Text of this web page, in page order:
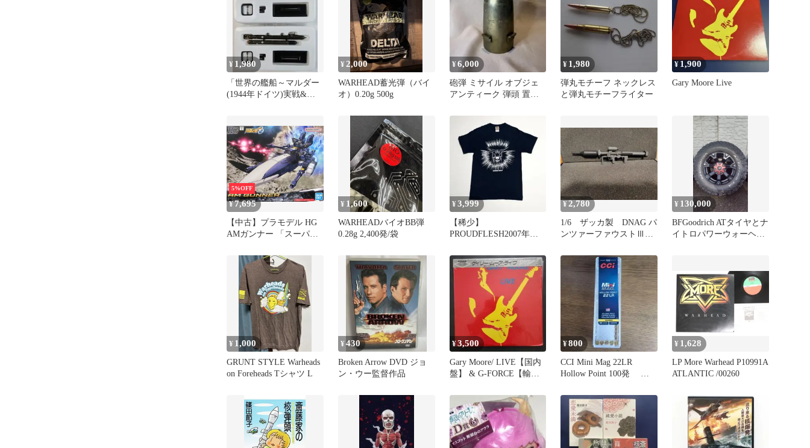
¥ 1,980
「世界の艦船～マルダー
(1944年ドイツ)実戦&訓
¥2,000
WARHEAD蓄光弾（バイ
オ）0.20g 500g
¥6,000
砲弾 ミサイル オブジェ
アンティーク 弾頭 置物
¥ 1,980
弾丸モチーフ ネックレス
と弾丸モチーフライター
¥ 1,900
Gary Moore Live
5%OFF
¥ 7,695
【中古】プラモデル HG
AMガンナー 「スーパー
ミアムバンダイ限定
[5066264]
¥ 1,600
WARHEADバイオBB弾
0.28g 2,400発/袋
¥3,999
【稀少】
PROUDFLESH2007年来
CRUCIFIX
¥2,780
1/6 ザッカ製 DNAG パ
ンツァーファウストⅢ
¥ 130,000
BFGoodrich ATタイヤとナ
イトロパワーウォーヘッ
¥ 1,000
GRUNT STYLE Warheads
on Foreheads Tシャツ L
¥430
Broken Arrow DVD ジョ
ン・ウー監督作品
¥3,500
Gary Moore/ LIVE【国内
盤】 & G-FORCE【輸入
¥800
CCI Mini Mag 22LR
Hollow Point 100発 空
¥ 1,628
LP More Warhead P10991A
ATLANTIC /00260